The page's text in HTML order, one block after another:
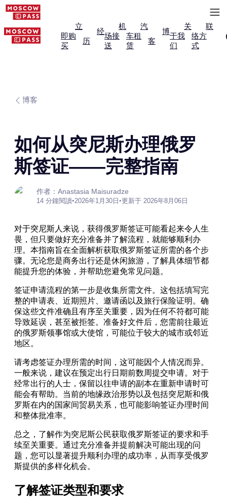
立
即购
买
经
历
机
场接
送
汽
车租
赁
博
客
关
于我
们
联
络方
式
博客
如何从突尼斯办理俄罗
斯签证——完整指南
作者：Anastasia Maisuradze
14 分鐘閱讀•2026年1月30日 •更新于 2026年8月06日
对于突尼斯人来说，获得俄罗斯签证可能看起来令人生
畏，但只要做好充分准备并了解流程，就能够顺利办
理。本指南旨在全面解析获取俄罗斯签证所需的各个步
骤。无论您是商务出行还是休闲旅游，了解具体细节都
能提升您的体验，并帮助您避免常见问题。
签证申请流程的第一步是收集所需文件。这包括填写完
整的申请表、近期照片、邀请函以及旅行保险证明。确
保这些文件准确且有序至关重要，因为任何不符都可能
导致延误，甚至被拒签。准备好文件后，您需前往最近
的俄罗斯领事馆或大使馆，可能位于较大的城市或邻近
地区。
请考虑签证办理所需的时间，这可能因个人情况而异。
一般来说，建议在预定出行日期前数周提交申请。对于
经常出行的人士，保留以往申请的副本在重新申请时可
能会有帮助。当前的地缘政治形势以及包括突尼斯和俄
罗斯在内的国家间贸易关系，也可能影响签证办理时间
和整体批准率。
总之，了解作为突尼斯公民获取俄罗斯签证的要求和手
续至关重要。通过充分准备并提前解决可能出现的问
题，您可以显著提升顺利办理的成功率，从而享受俄罗
斯提供的多样化机会。
了解签证类型和要求